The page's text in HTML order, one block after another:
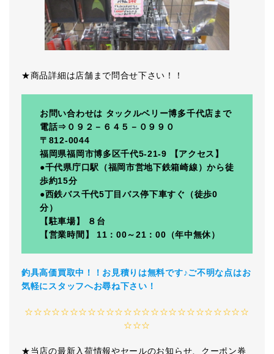
★商品詳細は店舗まで問合せ下さい！！
お問い合わせは タックルベリー博多千代店まで
電話⇒０９２－６４５－０９９０
〒812-0044
福岡県福岡市博多区千代5-21-9 【アクセス】
●千代県庁口駅（福岡市営地下鉄箱崎線）から徒
歩約15分
●西鉄バス千代5丁目バス停下車すぐ（徒歩0
分）
【駐車場】 ８台
【営業時間】 11：00～21：00（年中無休）
釣具高価買取中！！お見積りは無料です♪ご不明な点はお
気軽にスタッフへお尋ね下さい！
☆☆☆☆☆☆☆☆☆☆☆☆☆☆☆☆☆☆☆☆☆☆☆☆☆
☆☆☆
★当店の最新入荷情報やセールのお知らせ、クーポン券